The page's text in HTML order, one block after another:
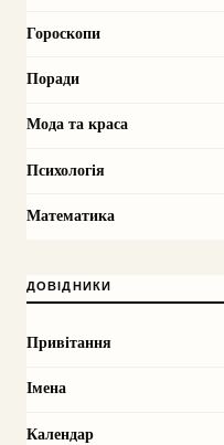
Гороскопи
Поради
Мода та краса
Психологія
Математика
ДОВІДНИКИ
Привітання
Імена
Календар